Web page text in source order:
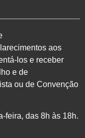
aos
los e receber
e de
ou de Convenção
feira, das 8h às 18h.